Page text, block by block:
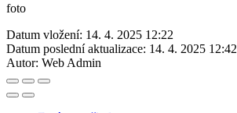
foto
Datum vložení: 14. 4. 2025 12:22
Datum poslední aktualizace: 14. 4. 2025 12:42
Autor: Web Admin